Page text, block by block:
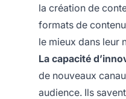
la création de
formats de
le mieux dans leur
La capacité
de nouveaux
audience. Ils